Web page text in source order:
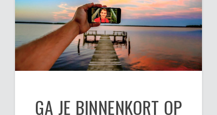
GA JE BINNENKORT OP